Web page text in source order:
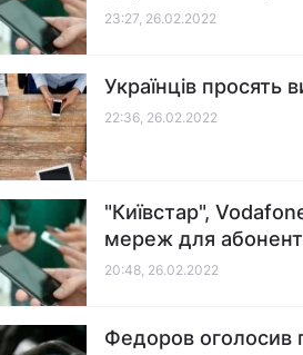
23:27, 26.02.2022
Українців просять
22:36, 26.02.2022
"Київстар",
мереж для
20:48, 26.02.2022
Федоров оголосив